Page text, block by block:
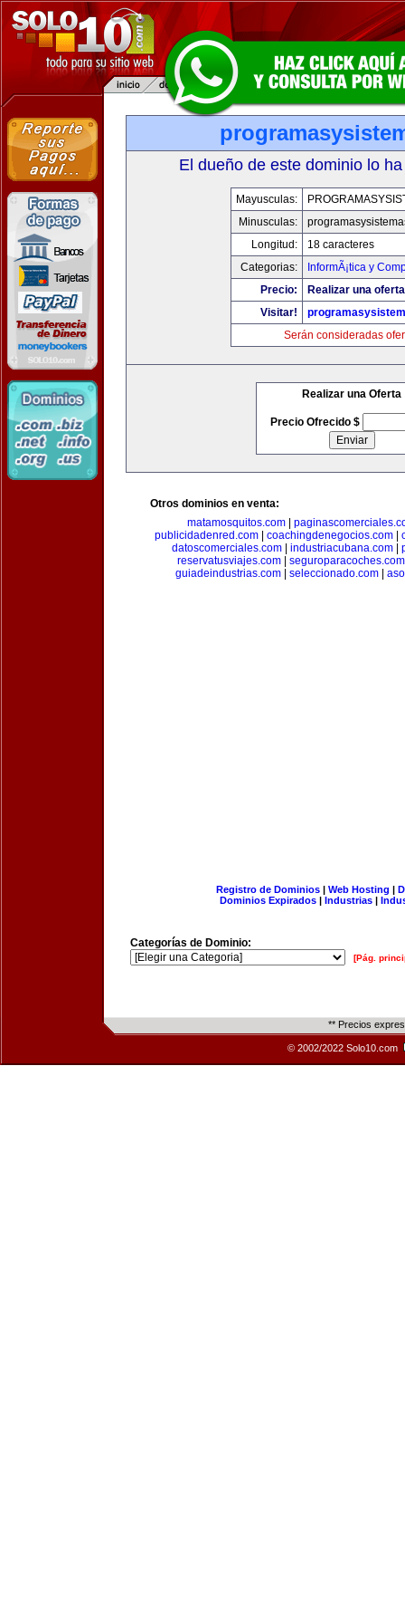
El dueño de este dominio lo
Mayusculas:
Minusculas:
Longitud:
18 caracteres
Categorias:
InformÃ¡tica y
Precio:
Realizar una
Visitar!
Serán consideradas
Realizar una Oferta
Precio Ofrecido $
Otros dominios en venta:
matamosquitos.com|
publicidadenred.com| coachingdenegocios.com|
datoscomerciales.com| industriacubana.com|
reservatusviajes.com| seguroparacoches.com
guiadeindustrias.com
seleccionado.com
Registro de Dominios| Web Hosting |
Dominios Expirados | Industrias |
Categorías de Dominio:
[Pág.
** Precios
© 2002/2022 Solo10.com